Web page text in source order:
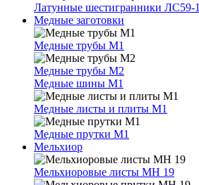
Латунные шестигранники ЛС59-1
Медные заготовки
Медные трубы М1
Медные трубы М2
Медные шины М1
Медные листы и плиты М1
Медные прутки М1
Мельхиор
Мельхиоровые листы МН 19